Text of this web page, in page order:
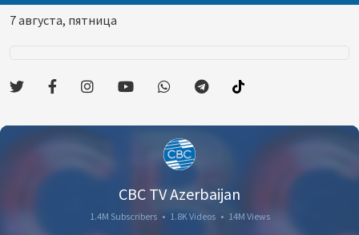
7 августа, пятница
CBC TV Azerbaijan
1.4M Subscribers • 1.8K Videos • 14M Views